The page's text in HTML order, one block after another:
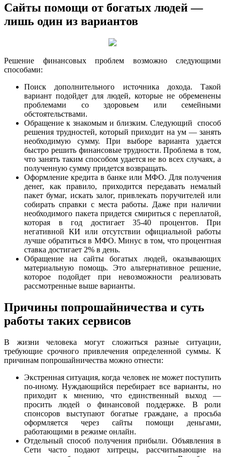
Сайты помощи от богатых людей —
лишь один из вариантов
Решение финансовых проблем возможно следующими
способами:
Поиск дополнительного источника дохода. Такой
вариант подойдет для людей, которые не обременены
проблемами со здоровьем или семейными
обстоятельствами.
Обращение к знакомым и близким. Следующий способ
решения трудностей, который приходит на ум — занять
необходимую сумму. При выборе варианта удается
быстро решить финансовые трудности. Проблема в том,
что занять таким способом удается не во всех случаях, а
полученную сумму придется возвращать.
Оформление кредита в банке или МФО. Для получения
денег, как правило, приходится передавать немалый
пакет бумаг, искать залог, привлекать поручителей или
собирать справки с места работы. Даже при наличии
необходимого пакета придется смириться с переплатой,
которая в год достигает 35-40 процентов. При
негативной КИ или отсутствии официальной работы
лучше обратиться в МФО. Минус в том, что процентная
ставка достигает 2% в день.
Обращение на сайты богатых людей, оказывающих
материальную помощь. Это альтернативное решение,
которое подойдет при невозможности реализовать
рассмотренные выше варианты.
Причины попрошайничества и суть
работы таких сервисов
В жизни человека могут сложиться разные ситуации,
требующие срочного привлечения определенной суммы. К
причинам попрошайничества можно отнести:
Экстренная ситуация, когда человек не может поступить
по-иному. Нуждающийся перебирает все варианты, но
приходит к мнению, что единственный выход —
просить людей о финансовой поддержке. В роли
спонсоров выступают богатые граждане, а просьба
оформляется через сайты помощи деньгами,
работающими в режиме онлайн.
Отдельный способ получения прибыли. Объявления в
Сети часто подают хитрецы, рассчитывающие на